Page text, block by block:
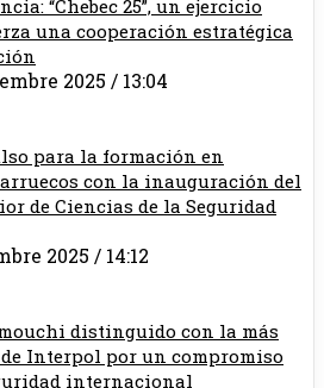
“Chebec 25”, un ejercicio
una cooperación estratégica
2025 / 13:04
para la formación en
con la inauguración del
de Ciencias de la Seguridad
2025 / 14:12
distinguido con la más
Interpol por un compromiso
internacional